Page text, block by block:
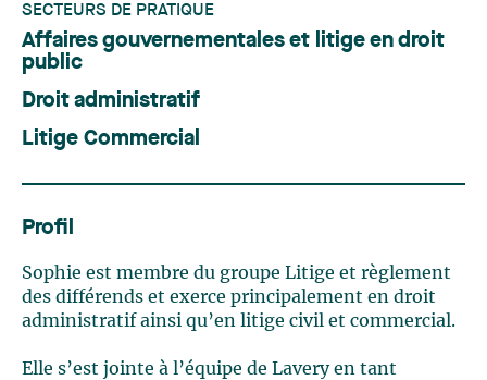
SECTEURS DE PRATIQUE
Affaires gouvernementales et litige en droit
public
Droit administratif
Litige Commercial
Profil
Sophie est membre du groupe Litige et règlement
des différends et exerce principalement en droit
administratif ainsi qu’en litige civil et commercial.
Elle s’est jointe à l’équipe de Lavery en tant